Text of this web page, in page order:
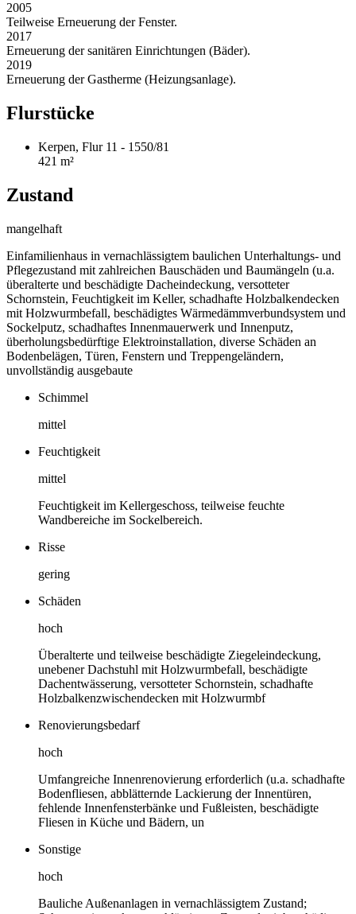
2005
Teilweise Erneuerung der Fenster.
2017
Erneuerung der sanitären Einrichtungen (Bäder).
2019
Erneuerung der Gastherme (Heizungsanlage).
Flurstücke
Kerpen, Flur 11 - 1550/81
421 m²
Zustand
mangelhaft
Einfamilienhaus in vernachlässigtem baulichen Unterhaltungs- und
Pflegezustand mit zahlreichen Bauschäden und Baumängeln (u.a.
überalterte und beschädigte Dacheindeckung, versotteter
Schornstein, Feuchtigkeit im Keller, schadhafte Holzbalkendecken
mit Holzwurmbefall, beschädigtes Wärmedämmverbundsystem und
Sockelputz, schadhaftes Innenmauerwerk und Innenputz,
überholungsbedürftige Elektroinstallation, diverse Schäden an
Bodenbelägen, Türen, Fenstern und Treppengeländern,
unvollständig ausgebaute
Schimmel
mittel
Feuchtigkeit
mittel
Feuchtigkeit im Kellergeschoss, teilweise feuchte
Wandbereiche im Sockelbereich.
Risse
gering
Schäden
hoch
Überalterte und teilweise beschädigte Ziegeleindeckung,
unebener Dachstuhl mit Holzwurmbefall, beschädigte
Dachentwässerung, versotteter Schornstein, schadhafte
Holzbalkenzwischendecken mit Holzwurmbf
Renovierungsbedarf
hoch
Umfangreiche Innenrenovierung erforderlich (u.a. schadhafte
Bodenfliesen, abblätternde Lackierung der Innentüren,
fehlende Innenfensterbänke und Fußleisten, beschädigte
Fliesen in Küche und Bädern, un
Sonstige
hoch
Bauliche Außenanlagen in vernachlässigtem Zustand;